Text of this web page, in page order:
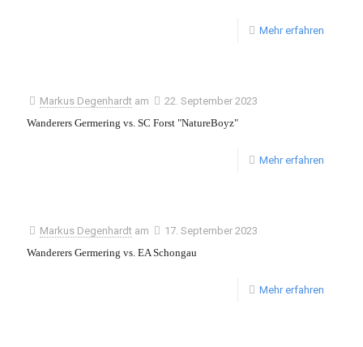
Mehr erfahren
Markus Degenhardt am
22. September 2023
Wanderers Germering vs. SC Forst "NatureBoyz"
Mehr erfahren
Markus Degenhardt am
17. September 2023
Wanderers Germering vs. EA Schongau
Mehr erfahren